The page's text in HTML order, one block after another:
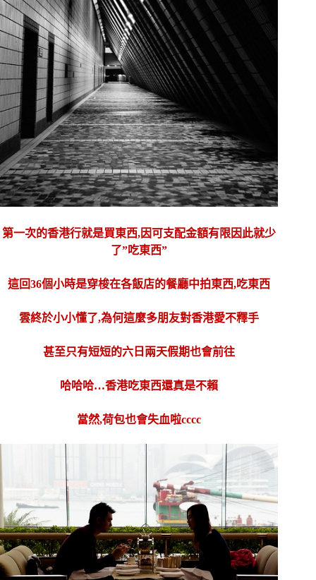
第一次的香港行就是買東西,因可支配金額有限因此就少
了”吃東西”
這回36個小時是穿梭在各飯店的餐廳中拍東西,吃東西
雲終於小小懂了,為何這麼多朋友對香港愛不釋手
甚至只有短短的六日兩天假期也會前往
哈哈哈…香港吃東西還真是不賴
當然,荷包也會失血啦cccc